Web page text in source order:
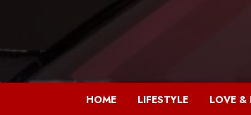
HOME LIFESTYLE LOVE &